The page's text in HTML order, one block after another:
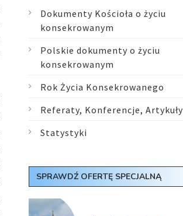
Dokumenty Kościoła o życiu
konsekrowanym
Polskie dokumenty o życiu
konsekrowanym
Rok Życia Konsekrowanego
Referaty, Konferencje, Artykuły
Statystyki
SPRAWDŹ OFERTĘ SPECJALNĄ